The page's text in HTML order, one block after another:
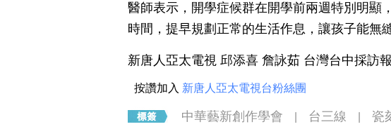
醫師表示，開學症候群在開學前兩週特別明顯
時間，提早規劃正常的生活作息，讓孩子能無
新唐人亞太電視 邱添喜 詹詠茹 台灣台中採訪
按讚加入 新唐人亞太電視台粉絲團
中華藝新創作學會 台三線 瓷